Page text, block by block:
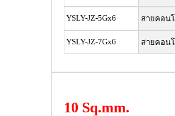
YSLY-JZ-5Gx6 สายคอนโ
YSLY-JZ-7Gx6 สายคอนโ
10 Sq.mm.